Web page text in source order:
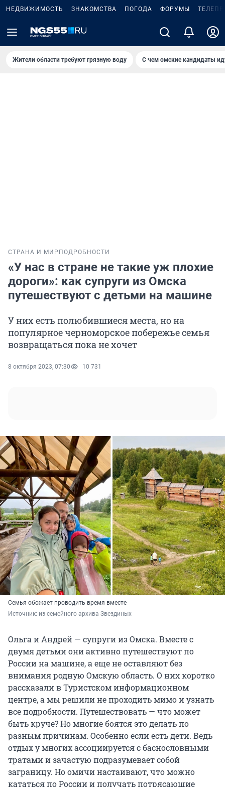
НЕДВИЖИМОСТЬ ЗНАКОМСТВА ПОГОДА ФОРУМЫ
Жители области требуют грязную воду С чем омские кандидаты
СТРАНА И МИР ПОДРОБНОСТИ
«У нас в стране не такие уж плохие
дороги»: как супруги из Омска
путешествуют с детьми на машине
У них есть полюбившиеся места, но на
популярное черноморское побережье семья
возвращаться пока не хочет
8 октября 2023, 07:30 10 731
Семья обожает проводить время вместе
Источник: из семейного архива Звездиных
Ольга и Андрей — супруги из Омска. Вместе с
двумя детьми они активно путешествуют по
России на машине, а еще не оставляют без
внимания родную Омскую область. О них коротко
рассказали в Туристском информационном
центре, а мы решили не проходить мимо и узнать
все подробности. Путешествовать — что может
быть круче? Но многие боятся это делать по
разным причинам. Особенно если есть дети. Ведь
отдых у многих ассоциируется с баснословными
тратами и зачастую подразумевает собой
заграницу. Но омичи настаивают, что можно
кататься по России и получать потрясающие